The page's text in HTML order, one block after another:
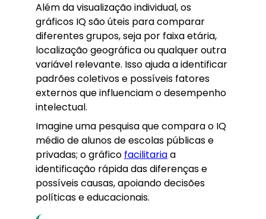
Além da visualização individual, os
gráficos IQ são úteis para comparar
diferentes grupos, seja por faixa etária,
localização geográfica ou qualquer outra
variável relevante. Isso ajuda a identificar
padrões coletivos e possíveis fatores
externos que influenciam o desempenho
intelectual.
Imagine uma pesquisa que compara o IQ
médio de alunos de escolas públicas e
privadas; o gráfico facilitariaa
identificação rápida das diferenças e
possíveis causas, apoiando decisões
políticas e educacionais.